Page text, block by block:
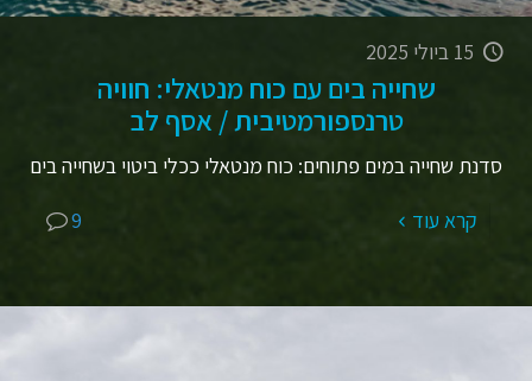
15 ביולי 2025
שחייה בים עם כוח מנטאלי: חוויה
טרנספורמטיבית / אסף לב
סדנת שחייה במים פתוחים: כוח מנטאלי ככלי ביטוי בשחייה בים
9
קרא עוד